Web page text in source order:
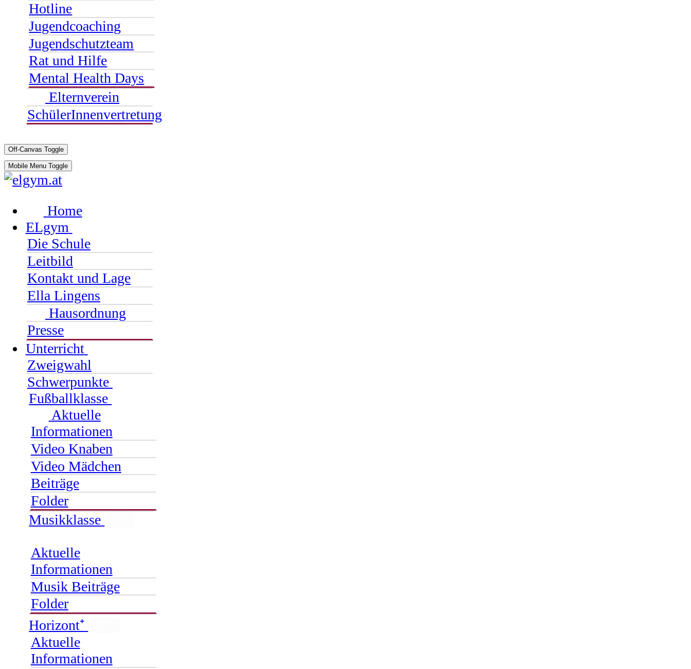
Hotline
Jugendcoaching
Jugendschutzteam
Rat und Hilfe
Mental Health Days
Elternverein
SchülerInnenvertretung
Off-Canvas Toggle
Mobile Menu Toggle
Home
ELgym
Die Schule
Leitbild
Kontakt und Lage
Ella Lingens
Hausordnung
Presse
Unterricht
Zweigwahl
Schwerpunkte
Fußballklasse
Aktuelle
Informationen
Video Knaben
Video Mädchen
Beiträge
Folder
Musikklasse
Aktuelle
Informationen
Musik Beiträge
Folder
Horizont⁺
Aktuelle
Informationen